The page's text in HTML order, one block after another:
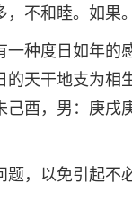
不和睦。如果。
一种度日如年的
的天干地支为相
己酉，男：庚戌
题，以免引起不